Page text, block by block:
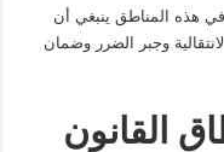
هذه المناطق ينبغي أن
وجبر الضرر وضمان
القانون